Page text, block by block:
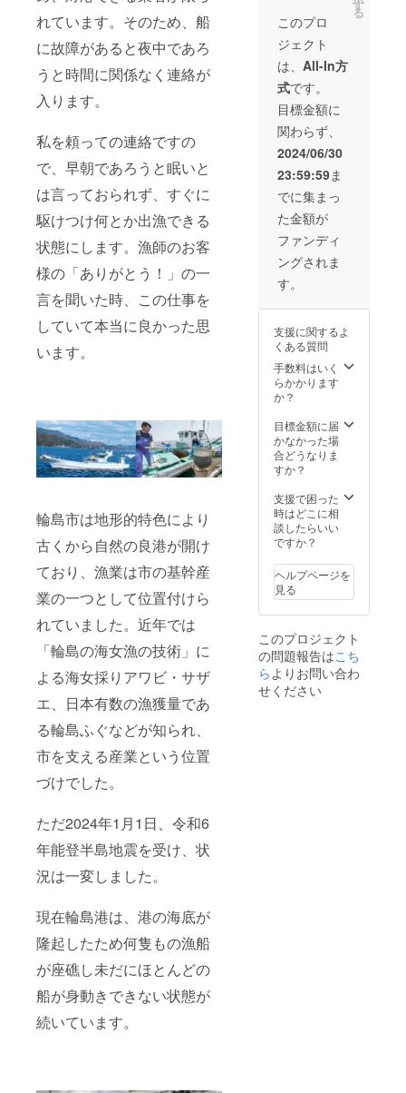
れています。そのため、船
に故障があると夜中であろ
うと時間に関係なく連絡が
入ります。
私を頼っての連絡ですの
で、早朝であろうと眠いと
は言っておられず、すぐに
駆けつけ何とか出漁できる
状態にします。漁師のお客
様の「ありがとう！」の一
言を聞いた時、この仕事を
していて本当に良かった思
います。
輪島市は地形的特色により
古くから自然の良港が開け
ており、漁業は市の基幹産
業の一つとして位置付けら
れていました。近年では
「輪島の海女漁の技術」に
よる海女採りアワビ・サザ
エ、日本有数の漁獲量であ
る輪島ふぐなどが知られ、
市を支える産業という位置
づけでした。
ただ2024年1月1日、令和6
年能登半島地震を受け、状
況は一変しました。
現在輪島港は、港の海底が
隆起したため何隻もの漁船
が座礁し未だにほとんどの
船が身動きできない状態が
続いています。
コーン
スター
チ、水
飴、い
着色料
(クチナ
シ、
ビーツ)
【アレ
ルギー
表示】
本品製
造工場
では小
麦、大
豆を含
む製品
ます。
しま
商品は8
月1日以
降、順
次発送
させて
頂きま
す。
※PSE
（その
他法定
表示を
含む）
表示済
み
おりま
す。 ※
この度
はご支
援いた
だき本
当にあ
りがと
うござ
いま
す。 ※
備考欄
に必ず
お届け
先のご
住所、
お名前
の記載
しま
商品は8
月1日以
降、順
次発送
す。
※PSE
マーク
表示を
含む）
表示済
み
ンプの
色味は
ゴール
ドのみ
となり
ます。
※支援金
額は、
申し込
み時に
「上乗
せ支
援」が
可能に
なって
おりま
す。 ※
この度
だき本
りがと
うござ
いま
す。 ※
お届け
先のご
住所、
をお願
いいた
しま
す。 ※
に刻印
された
い数値
（刻印
数字は
最大8
桁）の
記載を
お願い
す
る
このプロ
ジェクト
は、 All-In方
式です。
目標金額に
関わらず、
2024/06/30
23:59:59ま
でに集まっ
た金額が
ファンディ
ングされま
す。
支援に関するよ
くある質問
手数料はいく
らかかります
か？
目標金額に届
かなかった場
合どうなりま
すか？
支援で困った
時はどこに相
談したらいい
ですか？
ヘルプページを
見る
このプロジェクト
の問題報告はこち
らよりお問い合わ
せください